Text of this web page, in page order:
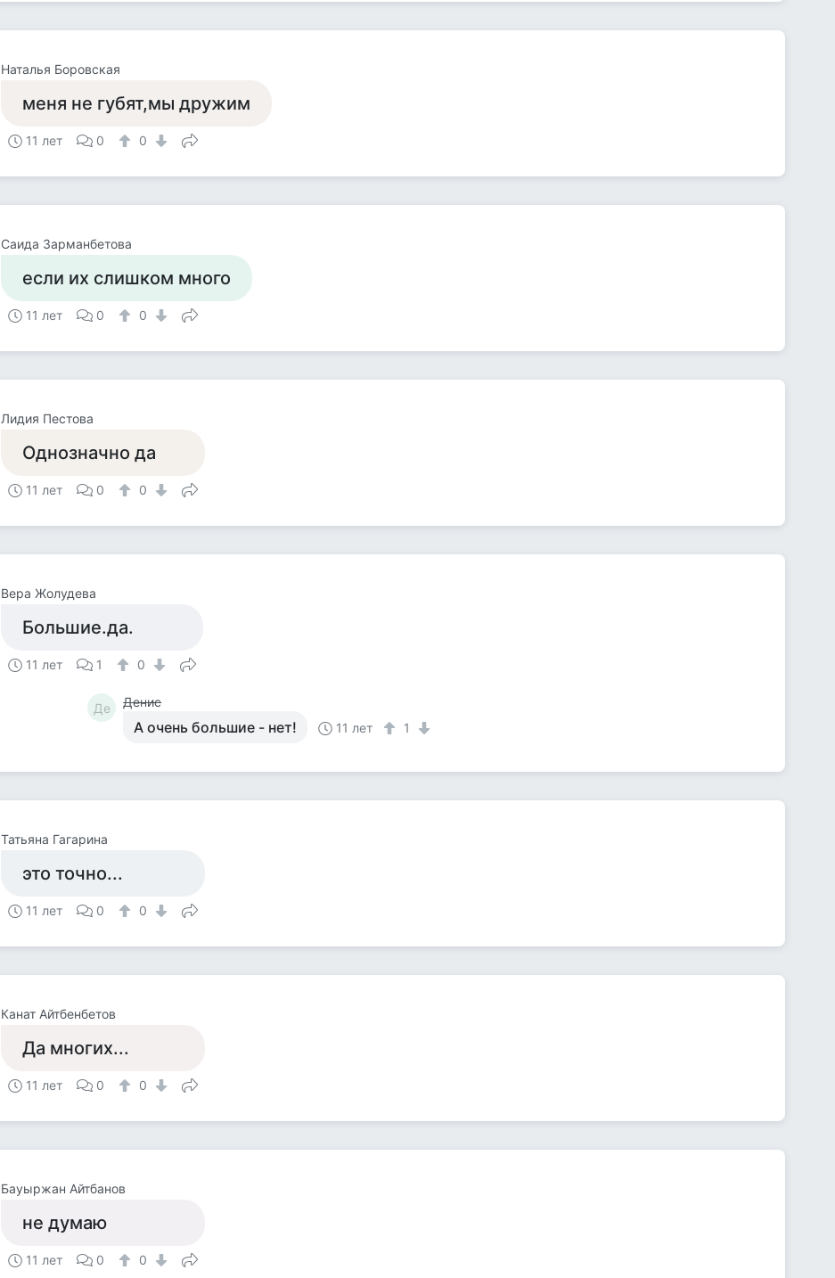
Наталья Боровская
меня не губят,мы дружим
11 лет 0 0
Саида Зарманбетова
если их слишком много
11 лет 0 0
Лидия Пестова
Однозначно да
11 лет 0 0
Вера Жолудева
Большие.да.
11 лет 1 0
Де Денис
А очень большие - нет! 11 лет 1
Татьяна Гагарина
это точно...
11 лет 0 0
Канат Айтбенбетов
Да многих...
11 лет 0 0
Бауыржан Айтбанов
не думаю
11 лет 0 0